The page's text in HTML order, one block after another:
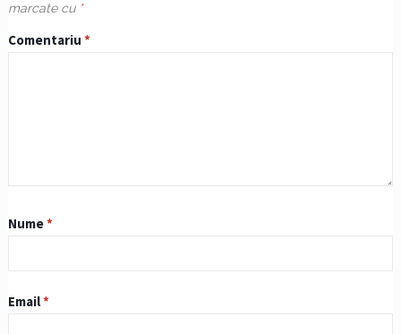
marcate cu *
Comentariu *
Nume*
Email*